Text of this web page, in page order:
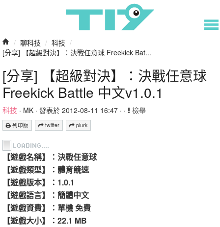
/ 聊科技 / 科技 /
[分享] 【超級對決】：決戰任意球 Freekick Bat...
[分享] 【超級對決】：決戰任意球
Freekick Battle 中文v1.0.1
科技 · MK · 發表於 2012-08-11 16:47 · · 檢舉
列印版 twitter plurk
【遊戲名稱】：決戰任意球
【遊戲類型】：體育競速
【遊戲版本】：1.0.1
【遊戲語言】：簡體中文
【遊戲資費】：單機 免費
【遊戲大小】：22.1 MB